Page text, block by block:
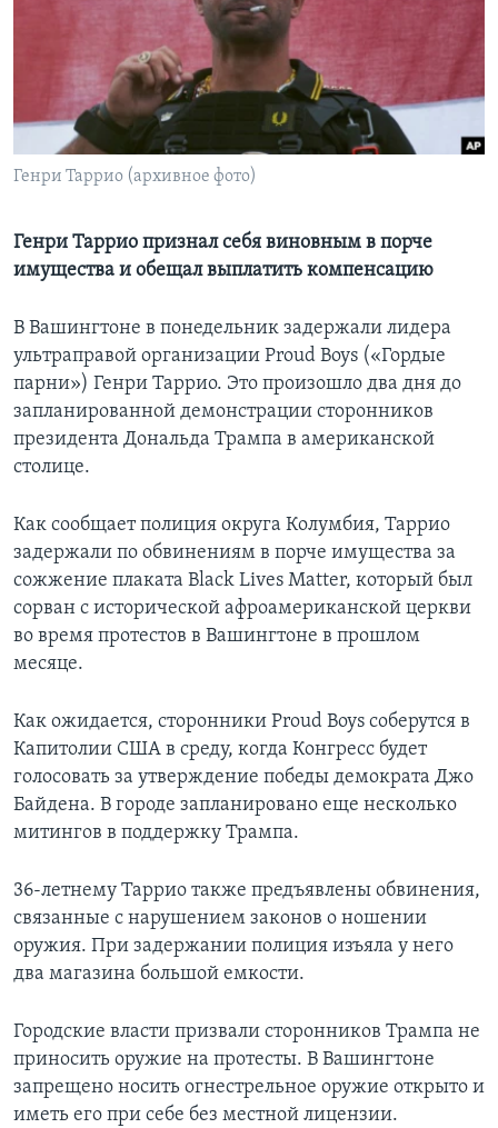
Learning English
СОЦИАЛЬНЫЕ СЕТИ
Генри Таррио (архивное фото)
Генри Таррио признал себя виновным в порче
имущества и обещал выплатить компенсацию
В Вашингтоне в понедельник задержали лидера
ультраправой организации Proud Boys («Гордые
парни») Генри Таррио. Это произошло два дня до
запланированной демонстрации сторонников
президента Дональда Трампа в американской
столице.
Как сообщает полиция округа Колумбия, Таррио
задержали по обвинениям в порче имущества за
сожжение плаката Black Lives Matter, который был
сорван с исторической афроамериканской церкви
во время протестов в Вашингтоне в прошлом
месяце.
Как ожидается, сторонники Proud Boys соберутся в
Капитолии США в среду, когда Конгресс будет
голосовать за утверждение победы демократа Джо
Байдена. В городе запланировано еще несколько
митингов в поддержку Трампа.
36-летнему Таррио также предъявлены обвинения,
связанные с нарушением законов о ношении
оружия. При задержании полиция изъяла у него
два магазина большой емкости.
Городские власти призвали сторонников Трампа не
приносить оружие на протесты. В Вашингтоне
запрещено носить огнестрельное оружие открыто и
иметь его при себе без местной лицензии.